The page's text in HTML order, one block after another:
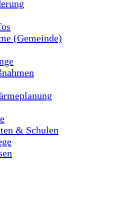
(Gemeinde)
& Schulen